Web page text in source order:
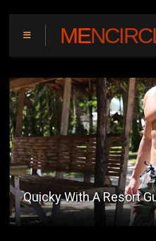
Acquaintance Party